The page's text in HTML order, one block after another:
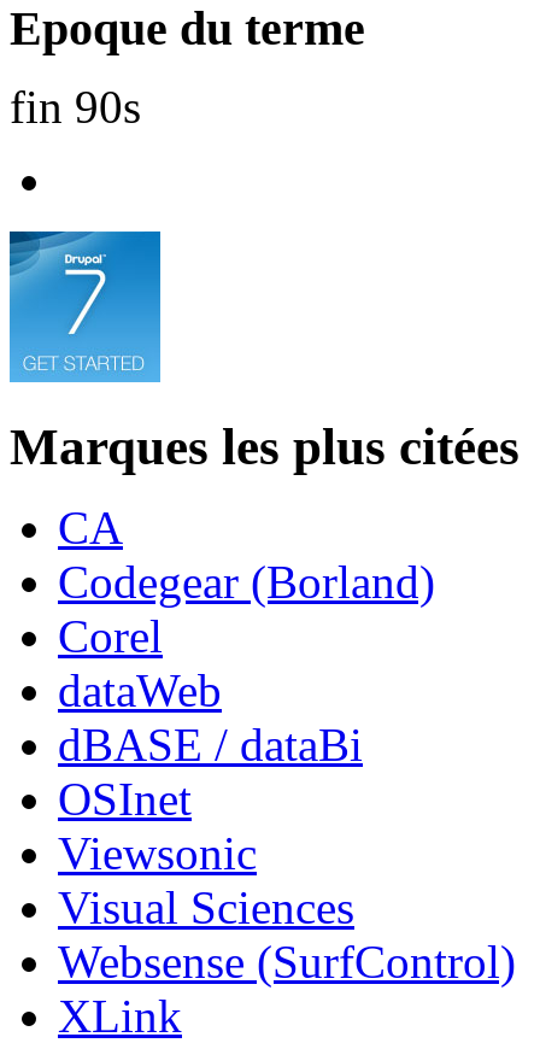
Epoque du terme
fin 90s
Marques les plus citées
CA
Codegear (Borland)
Corel
dataWeb
dBASE / dataBi
OSInet
Viewsonic
Visual Sciences
Websense (SurfControl)
XLink